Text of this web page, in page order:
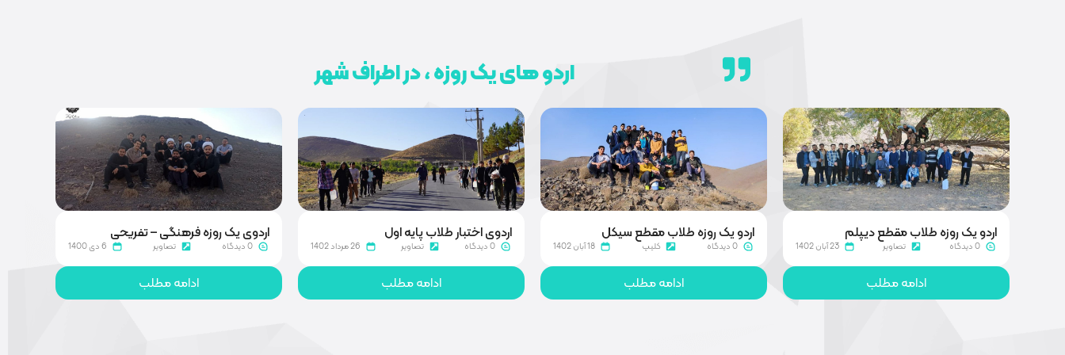
اردو های یک روزه ، در اطراف شهر
اردو یک روزه طلاب مقطع دیپلم
0 دیدگاه تصاویر 23 آبان 1402
ادامه مطلب
اردو یک روزه طلاب مقطع سیکل
0 دیدگاه کلیپ 18 آبان 1402
ادامه مطلب
اردوی اختبار طلاب پایه اول
0 دیدگاه تصاویر 26 مرداد 1402
ادامه مطلب
اردوی یک روزه فرهنگی – تفریحی
0 دیدگاه تصاویر 6 دی 1400
ادامه مطلب